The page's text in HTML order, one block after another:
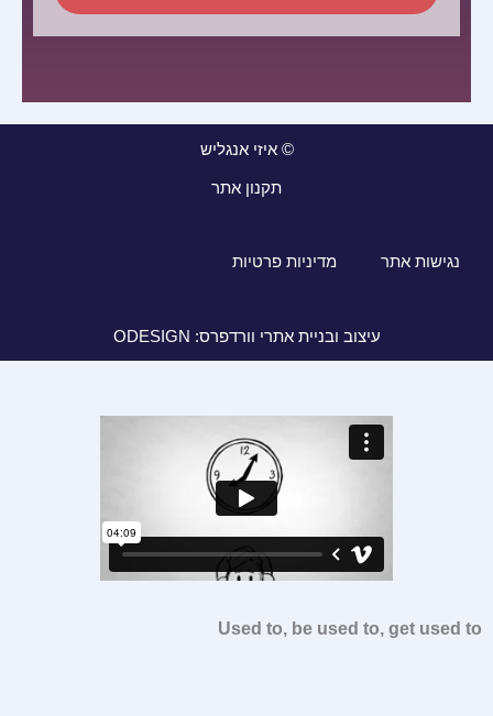
© איזי אנגליש
תקנון אתר
נגישות אתר מדיניות פרטיות
עיצוב ובניית אתרי וורדפרס: ODESIGN
Used to, be used to, get used to